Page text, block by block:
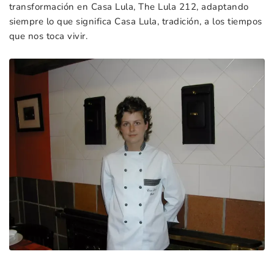
transformación en Casa Lula, The Lula 212, adaptando
siempre lo que significa Casa Lula, tradición, a los tiempos
que nos toca vivir.